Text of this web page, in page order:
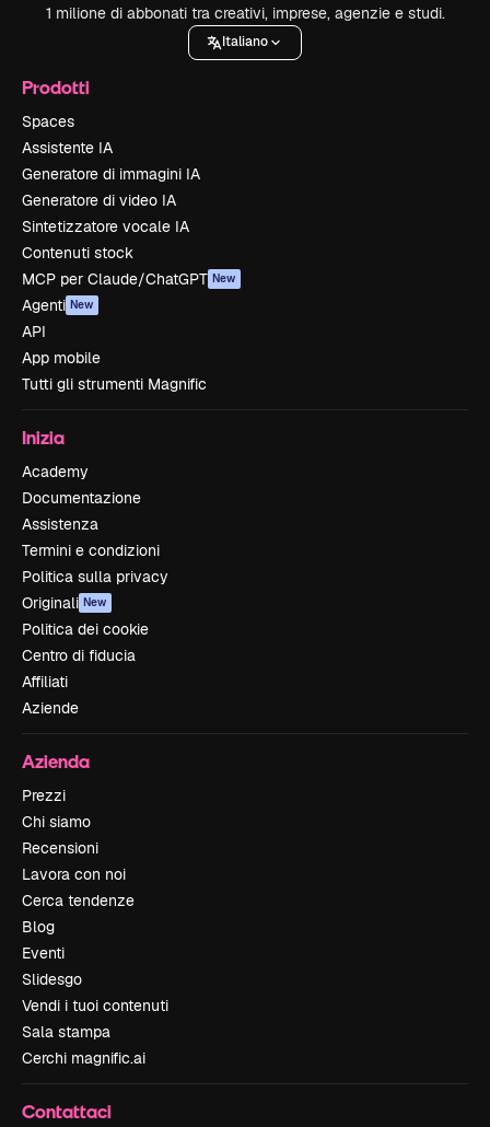
1 milione di abbonati tra creativi, imprese, agenzie e studi.
Italiano
Prodotti
Spaces
Assistente IA
Generatore di immagini IA
Generatore di video IA
Sintetizzatore vocale IA
Contenuti stock
MCP per Claude/ChatGPT New
Agenti New
API
App mobile
Tutti gli strumenti Magnific
Inizia
Academy
Documentazione
Assistenza
Termini e condizioni
Politica sulla privacy
Originali New
Politica dei cookie
Centro di fiducia
Affiliati
Aziende
Azienda
Prezzi
Chi siamo
Recensioni
Lavora con noi
Cerca tendenze
Blog
Eventi
Slidesgo
Vendi i tuoi contenuti
Sala stampa
Cerchi magnific.ai
Contattaci